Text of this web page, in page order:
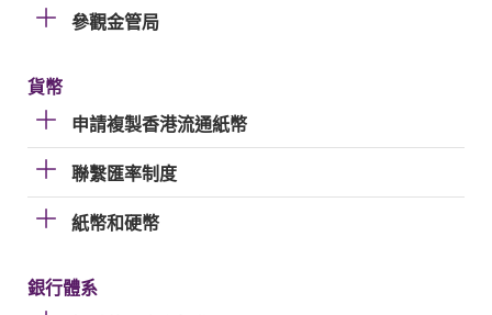
參觀金管局
貨幣
申請複製香港流通紙幣
聯繫匯率制度
紙幣和硬幣
銀行體系